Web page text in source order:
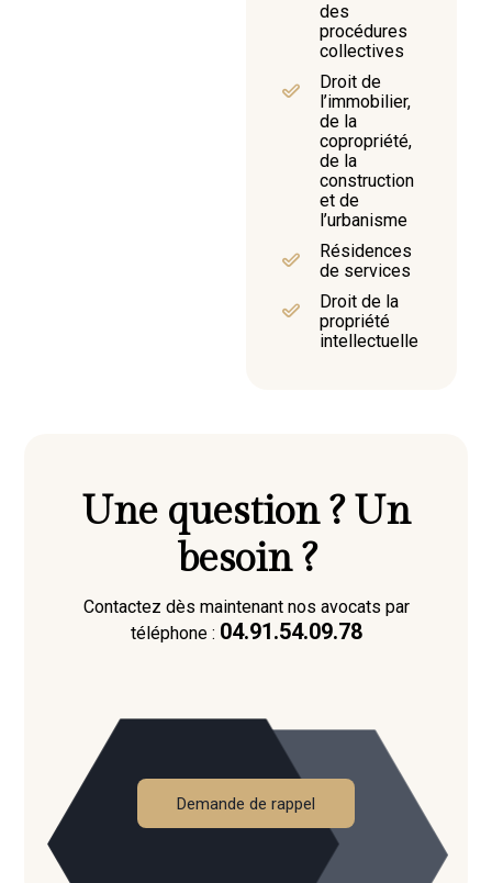
des
procédures
collectives
Droit de
l’immobilier,
de la
copropriété,
de la
construction
et de
l’urbanisme
Résidences
de services
Droit de la
propriété
intellectuelle
Une question ? Un
besoin ?
Contactez dès maintenant nos avocats par
téléphone : 04.91.54.09.78
Demande de rappel